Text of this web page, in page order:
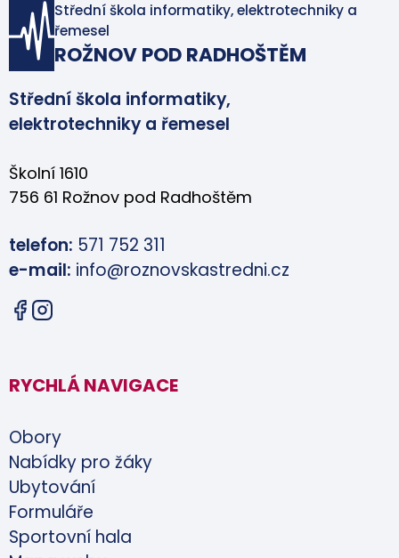
Střední škola informatiky, elektrotechniky a
řemesel
ROŽNOV POD RADHOŠTĚM
Střední škola informatiky,
elektrotechniky a řemesel
Školní 1610
756 61 Rožnov pod Radhoštěm
telefon: 571 752 311
e-mail: info@roznovskastredni.cz
RYCHLÁ NAVIGACE
Obory
Nabídky pro žáky
Ubytování
Formuláře
Sportovní hala